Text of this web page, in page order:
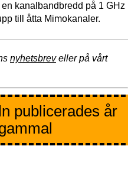
kanalbandbredd på 1 GHz
till åtta Mimokanaler.
nyhetsbreveller på vårt
publicerades år